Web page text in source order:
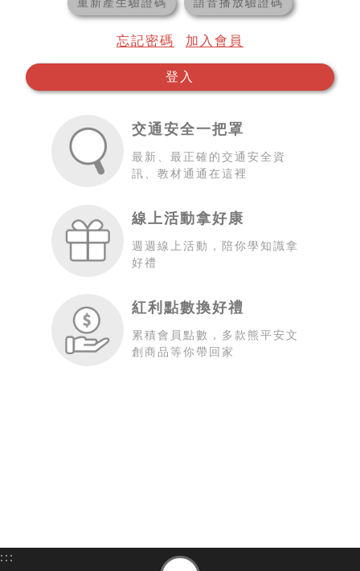
交通安全一把罩
最新、最正確的交通安全資
訊、教材通通在這裡
線上活動拿好康
週週線上活動，陪你學知識拿
好禮
紅利點數換好禮
累積會員點數，多款熊平安文
創商品等你帶回家
重新產生驗證碼 語音播放驗證碼
忘記密碼 加入會員
登入
:::